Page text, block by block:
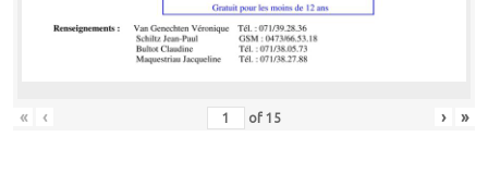
« ‹ of 15 › »